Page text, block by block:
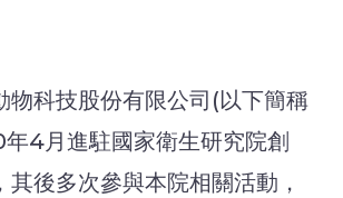
科技股份有限公司(以下簡稱
年4月進駐國家衛生研究院創
其後多次參與本院相關活動，